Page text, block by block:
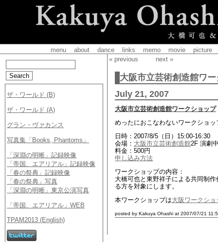
menu about dance links memo movie
picture
« previous
next »
大阪市立芸術創造館ワ
July 21, 2007
大阪市立芸術創造館ワークショップ
めったにおこなわないワークショ
日時：2007/8/5（日）15:00-16:30
会場： 大阪市立芸術創造館2F 演劇
料金：500円
申し込み方法
ワークショップの内容：
大橋可也と東野祥子による共同制
る方を対象にします。
本ワークショップは大阪ワークシ
posted by Kakuya Ohashi at 2007/07/21